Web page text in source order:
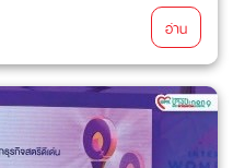
าหน้าที่บริหาร บจม.อลิอันซ์
ระจำสาขา ประเทศไทย กลุ่มอลิ
งศ์ (รองกรรมการผู้จัดการใหญ่
ละสุขภาพ ประจำประเทศไทย)
ก 9 อินเตอร์เนชั่นแนลได้รับ
Award 2023 Group A
แรม คาเพลลา กรุงเทพฯ
อ่าน